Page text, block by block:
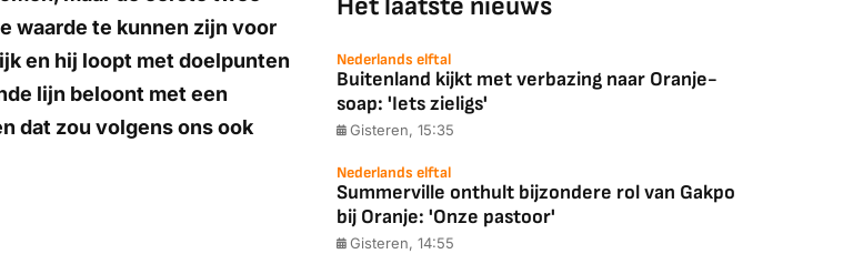
waarde te kunnen zijn voor
en hij loopt met doelpunten
lijn beloont met een
dat zou volgens ons ook
Nederlands elftal
Buitenland kijkt met verbazing naar Oranje-
soap: 'Iets zieligs'
Gisteren, 15:35
Nederlands elftal
Summerville onthult bijzondere rol van Gakpo
bij Oranje: 'Onze pastoor'
Gisteren, 14:55